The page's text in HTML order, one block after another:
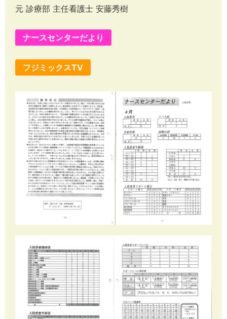
元 診療部 主任看護士 安藤秀樹
ナースセンターだより
フジミックスTV